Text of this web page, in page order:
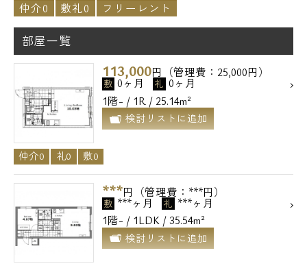
仲介0
敷礼0 フリーレント
部屋一覧
113,000円（管理費：25,000円）
敷 0ヶ月 礼 0ヶ月
1階- / 1R / 25.14m²
検討リストに追加
仲介0 礼0 敷0
***円（管理費：***円）
敷 ***ヶ月 礼 ***ヶ月
1階- / 1LDK / 35.54m²
検討リストに追加